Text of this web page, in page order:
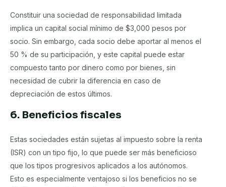
Constituir una sociedad de responsabilidad limitada
implica un capital social mínimo de $3,000 pesos por
socio. Sin embargo, cada socio debe aportar al menos el
50 % de su participación, y este capital puede estar
compuesto tanto por dinero como por bienes, sin
necesidad de cubrir la diferencia en caso de
depreciación de estos últimos.
6. Beneficios fiscales
Estas sociedades están sujetas al impuesto sobre la renta
(ISR) con un tipo fijo, lo que puede ser más beneficioso
que los tipos progresivos aplicados a los autónomos.
Esto es especialmente ventajoso si los beneficios no se